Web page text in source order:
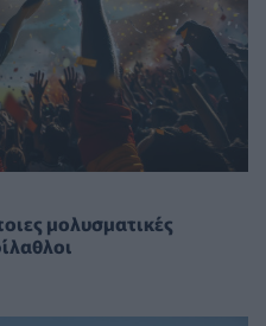
μολυσματικές